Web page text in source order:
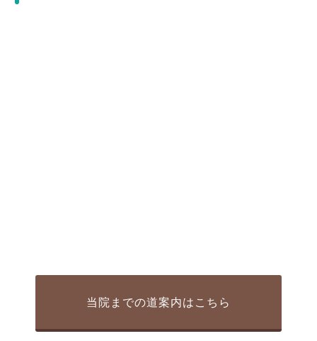
当院までの道案内はこちら